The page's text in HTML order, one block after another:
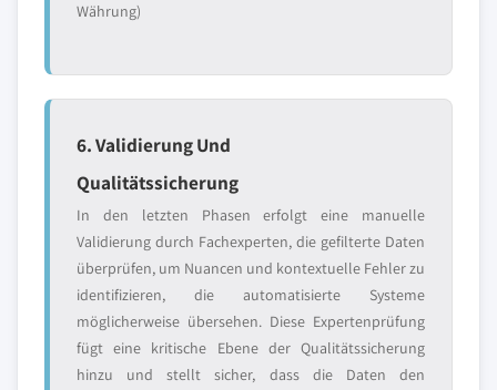
Währung)
6. Validierung Und
Qualitätssicherung
In den letzten Phasen erfolgt eine manuelle
Validierung durch Fachexperten, die gefilterte Daten
überprüfen, um Nuancen und kontextuelle Fehler zu
identifizieren, die automatisierte Systeme
möglicherweise übersehen. Diese Expertenprüfung
fügt eine kritische Ebene der Qualitätssicherung
hinzu und stellt sicher, dass die Daten den